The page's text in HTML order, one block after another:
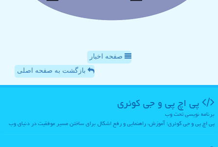
صفحه اخبار
بازگشت به صفحه اصلی
پی اچ پی و جی كوئری
برنامه نویسی تحت وب
پی اچ پی و جی کوئری؛ آموزش، راهنمایی و رفع اشکال برای ساختن مسیر موفقیت در دنیای وب